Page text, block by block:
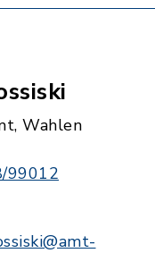
Wahlen
99012